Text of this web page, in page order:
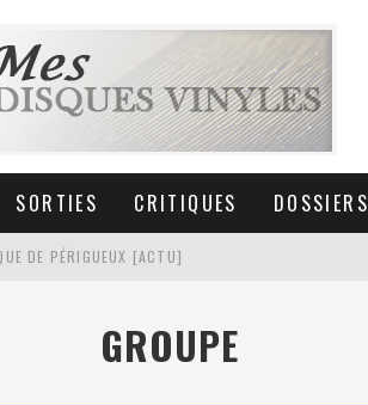
SORTIES CRITIQUES DOSSIERS
DE PÉRIGUEUX [ACTU]
6000 VINYLESGROUPE